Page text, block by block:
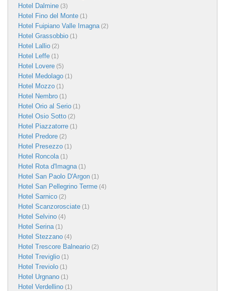
Hotel Dalmine (3)
Hotel Fino del Monte (1)
Hotel Fuipiano Valle Imagna(2)
Hotel Grassobbio (1)
Hotel Lallio (2)
Hotel Leffe (1)
Hotel Lovere (5)
Hotel Medolago (1)
Hotel Mozzo (1)
Hotel Nembro (1)
Hotel Orio al Serio (1)
Hotel Osio Sotto (2)
Hotel Piazzatorre (1)
Hotel Predore (2)
Hotel Presezzo (1)
Hotel Roncola(1)
Hotel Rota d'Imagna(1)
Hotel San Paolo D'Argon (1)
Hotel San Pellegrino Terme (4)
Hotel Sarnico (2)
Hotel Scanzorosciate (1)
Hotel Selvino (4)
Hotel Serina(1)
Hotel Stezzano (4)
Hotel Trescore Balneario (2)
Hotel Treviglio (1)
Hotel Treviolo (1)
Hotel Urgnano (1)
Hotel Verdellino (1)